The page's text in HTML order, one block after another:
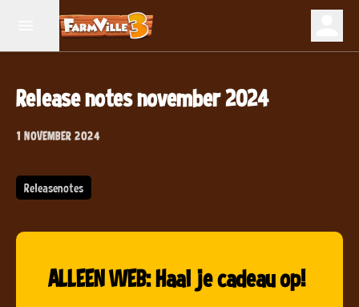
Release notes november 2024
1 NOVEMBER 2024
Releasenotes
ALLEEN WEB: Haal je cadeau op!